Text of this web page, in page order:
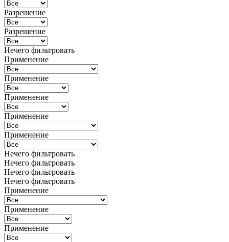
Разрешение
Разрешение
Нечего фильтровать
Применение
Применение
Применение
Применение
Применение
Нечего фильтровать
Нечего фильтровать
Нечего фильтровать
Нечего фильтровать
Применение
Применение
Применение